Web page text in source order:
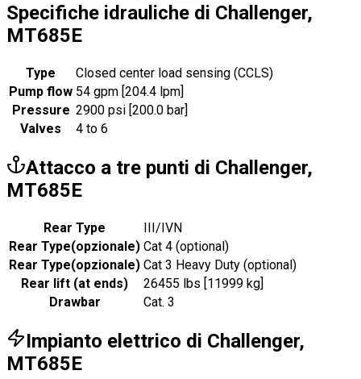
Specifiche idrauliche di Challenger,
MT685E
Type
Closed center load sensing (CCLS)
Pump flow 54 gpm [204.4 lpm]
Pressure 2900 psi [200.0 bar]
Valves
4 to 6
Attacco a tre punti di Challenger,
MT685E
Rear Type
III/IVN
Rear Type(opzionale) Cat 4 (optional)
Rear Type(opzionale) Cat 3 Heavy Duty (optional)
Rear lift (at ends)
26455 lbs [11999 kg]
Drawbar
Cat. 3
Impianto elettrico di Challenger,
MT685E